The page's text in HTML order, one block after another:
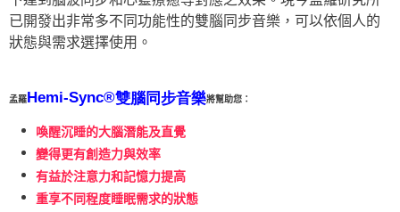
已開發出非常多不同功能性的雙腦同步音樂，可以依個人的
狀態與需求選擇使用。
孟羅Hemi-Sync®雙腦同步音樂將幫助您：
喚醒沉睡的大腦潛能及直覺
變得更有創造力與效率
有益於注意力和記憶力提高
重享不同程度睡眠需求的狀態